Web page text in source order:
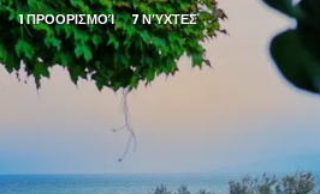
1 ΠΡΟΟΡΙΣΜΟΊ 7 ΝΎΧΤΕΣ